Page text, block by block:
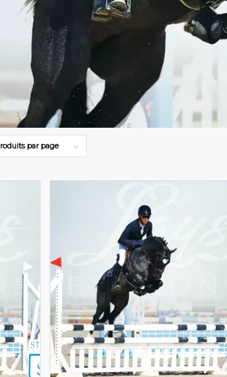
par page